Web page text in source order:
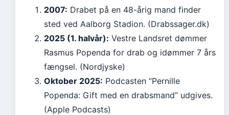
2007: Drabet på en 48-årig mand finder
sted ved Aalborg Stadion. (Drabssager.dk)
2025 (1. halvår): Vestre Landsret dømmer
Rasmus Popenda for drab og idømmer 7 års
fængsel. (Nordjyske)
Oktober 2025: Podcasten “Pernille
Popenda: Gift med en drabsmand” udgives.
(Apple Podcasts)